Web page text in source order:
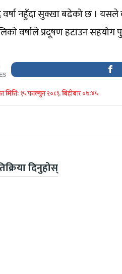
वर्षा नहुँदा सुक्खा बढेको छ ।
वर्षाले प्रदूषण हटाउन
मिति: १५ फाल्गुन २०८१, बिहीबार ०७:४५
दिनुहोस्